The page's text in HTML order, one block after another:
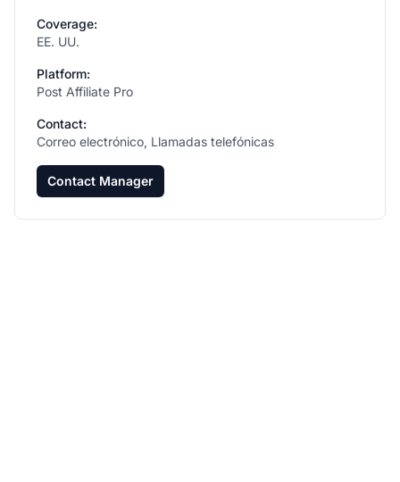
Coverage:
EE. UU.
Platform:
Post Affiliate Pro
Contact:
Correo electrónico, Llamadas telefónicas
Contact Manager